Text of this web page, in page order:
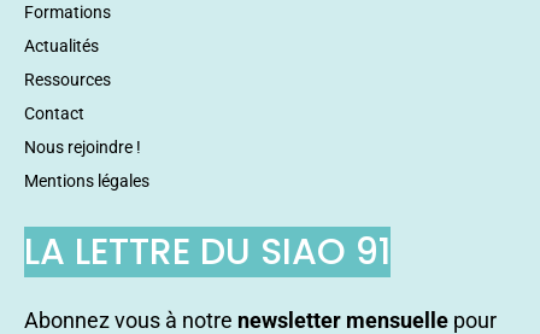
Formations
Actualités
Ressources
Contact
Nous rejoindre !
Mentions légales
LA LETTRE DU SIAO 91
Abonnez vous à notre newsletter mensuelle pour